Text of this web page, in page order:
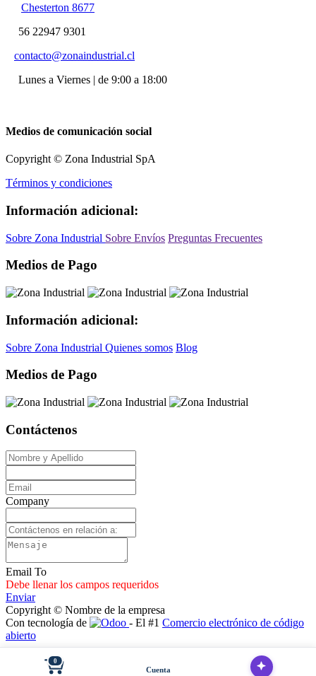
Chesterton 8677
56 22947 9301
contacto@zonaindustrial.cl
Lunes a Viernes | de 9:00 a 18:00
Medios de comunicación social
Copyright © Zona Industrial SpA
Términos y condiciones
Información adicional:
Sobre Zona Industrial Sobre Envíos Preguntas Frecuentes
Medios de Pago
Información adicional:
Sobre Zona Industrial Quienes somos Blog
Medios de Pago
Contáctenos
Company
Email To
Debe llenar los campos requeridos
Enviar
Copyright © Nombre de la empresa
Con tecnología de
- El #1 Comercio electrónico de código
abierto
0
Cuenta